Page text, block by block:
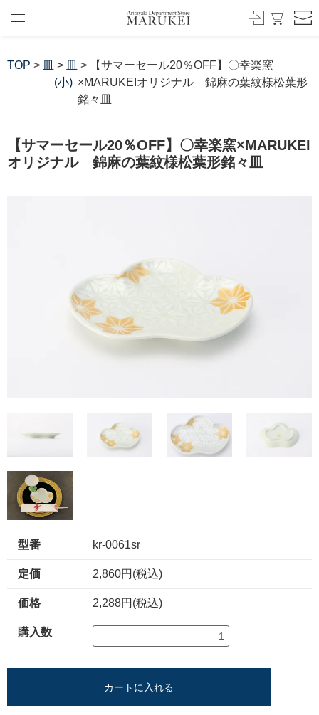
TOP > 皿 > 皿
(小)
> 【サマーセール20％OFF】〇幸楽窯
×MARUKEIオリジナル 錦麻の葉紋様松葉形
銘々皿
【サマーセール20％OFF】〇幸楽窯×MARUKEI
オリジナル 錦麻の葉紋様松葉形銘々皿
型番 kr-0061sr
定価 2,860円(税込)
価格 2,288円(税込)
購入数
カートに入れる